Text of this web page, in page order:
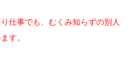
仕事でも、むくみ知らずの別人
す。